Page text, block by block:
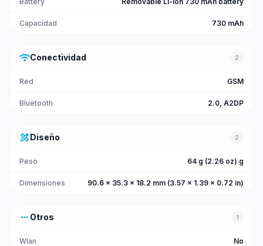
Capacidad 730 mAh
wifiConectividad 2
Red GSM
Bluetooth 2.0, A2DP
design_servicesDiseño 2
Peso 64 g (2.26 oz) g
Dimensiones 90.6 x 35.3 x 18.2 mm (3.57 x 1.39 x 0.72 in)
more_horiz Otros 1
Wlan No